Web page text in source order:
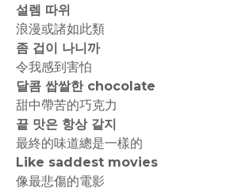
설렘 따위
浪漫或諸如此類
좀 겁이 나니까
令我感到害怕
달콤 쌉쌀한 chocolate
甜中帶苦的巧克力
끝 맛은 항상 같지
最終的味道總是一樣的
Like saddest movies
像最悲傷的電影